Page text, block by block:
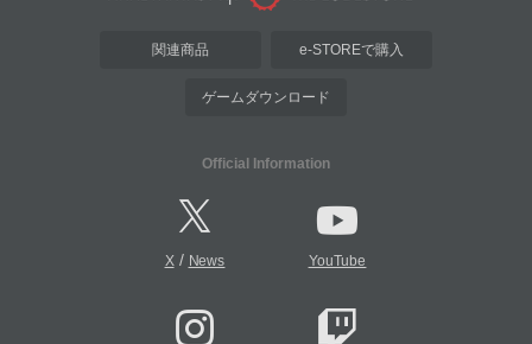
関連商品 e-STOREで購入
ゲームダウンロード
Official Information
X/ News YouTube